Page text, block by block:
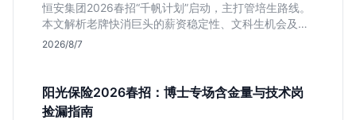
恒安集团2026春招“千帆计划”启动，主打管培生路线。
本文解析老牌快消巨头的薪资稳定性、文科生机会及决
策链条长的局限，帮你判断是否值得投递。
2026/8/7
阳光保险2026春招：博士专场含金量与技术岗
捡漏指南